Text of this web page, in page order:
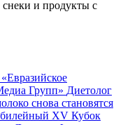
и продукты с
Групп» Диетолог
снова становятся
XV Кубок